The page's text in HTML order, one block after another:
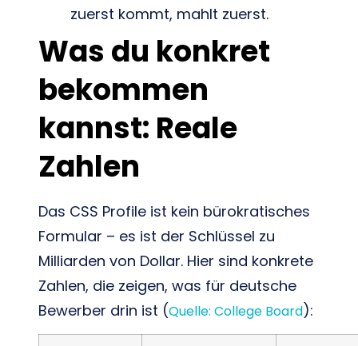
zuerst kommt, mahlt zuerst.
Was du konkret
bekommen
kannst: Reale
Zahlen
Das CSS Profile ist kein bürokratisches
Formular – es ist der Schlüssel zu
Milliarden von Dollar. Hier sind konkrete
Zahlen, die zeigen, was für deutsche
Bewerber drin ist (Quelle: College Board):